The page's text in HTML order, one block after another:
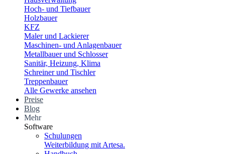
Hoch- und Tiefbauer
Holzbauer
KFZ
Maler und Lackierer
Maschinen- und Anlagenbauer
Metallbauer und Schlosser
Sanitär, Heizung, Klima
Schreiner und Tischler
Treppenbauer
Alle Gewerke ansehen
Preise
Blog
Mehr
Software
Schulungen
Weiterbildung mit Artesa.